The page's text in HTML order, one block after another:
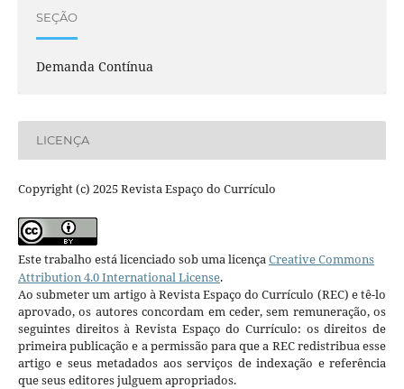
SEÇÃO
Demanda Contínua
LICENÇA
Copyright (c) 2025 Revista Espaço do Currículo
Este trabalho está licenciado sob uma licençaCreative Commons
Attribution 4.0 International License.
Ao submeter um artigo à Revista Espaço do Currículo (REC) e tê-lo
aprovado, os autores concordam em ceder, sem remuneração, os
seguintes direitos à Revista Espaço do Currículo: os direitos de
primeira publicação e a permissão para que a REC redistribua esse
artigo e seus metadados aos serviços de indexação e referência
que seus editores julguem apropriados.